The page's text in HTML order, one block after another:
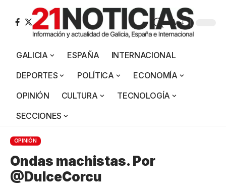
Aa
GALICIA ESPAÑA
INTERNACIONAL
DEPORTES
POLÍTICA
ECONOMÍA
OPINIÓN
CULTURA
TECNOLOGÍA
SECCIONES
OPINIÓN
Ondas machistas. Por
@DulceCorcu